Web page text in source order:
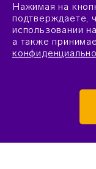
Нажимая на
подтверждаете,
использовании
а также